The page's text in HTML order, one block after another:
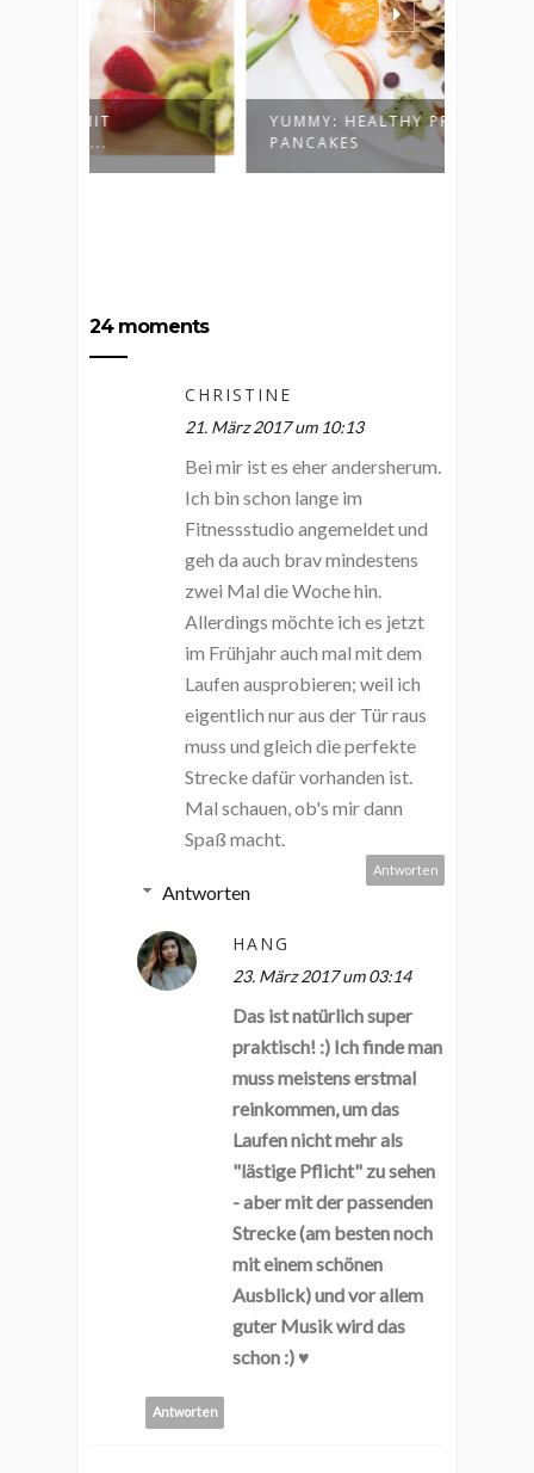
YUMMY: HEALTHY PROTEIN
PANCAKES
24 moments
CHRISTINE
21. März 2017 um 10:13
Bei mir ist es eher andersherum.
Ich bin schon lange im
Fitnessstudio angemeldet und
geh da auch brav mindestens
zwei Mal die Woche hin.
Allerdings möchte ich es jetzt
im Frühjahr auch mal mit dem
Laufen ausprobieren; weil ich
eigentlich nur aus der Tür raus
muss und gleich die perfekte
Strecke dafür vorhanden ist.
Mal schauen, ob's mir dann
Spaß macht.
Antworten
Antworten
HANG
23. März 2017 um 03:14
Das ist natürlich super
praktisch! :) Ich finde man
muss meistens erstmal
reinkommen, um das
Laufen nicht mehr als
"lästige Pflicht" zu sehen
- aber mit der passenden
Strecke (am besten noch
mit einem schönen
Ausblick) und vor allem
guter Musik wird das
schon :) ♥
Antworten